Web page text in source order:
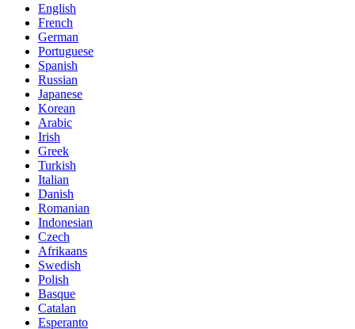
English
French
German
Portuguese
Spanish
Russian
Japanese
Korean
Arabic
Irish
Greek
Turkish
Italian
Danish
Romanian
Indonesian
Czech
Afrikaans
Swedish
Polish
Basque
Catalan
Esperanto